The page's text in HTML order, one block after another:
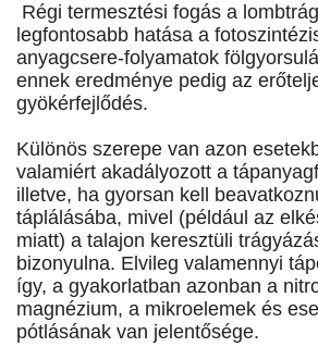
Régi termesztési fogás a
legfontosabb hatása a
anyagcsere-folyamatok
ennek eredménye pedig az
gyökérfejlődés.
Különös szerepe van azon
valamiért akadályozott a
illetve, ha gyorsan kell
táplálásába, mivel (például az
miatt) a talajon keresztüli
bizonyulna. Elvileg valamennyi
így, a gyakorlatban azonban a
magnézium, a mikroelemek és
pótlásának van jelentősége.